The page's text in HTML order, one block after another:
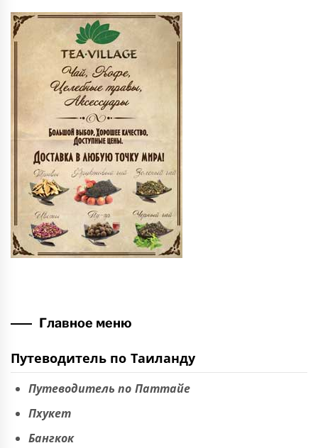
Главное меню
Путеводитель по Таиланду
Путеводитель по Паттайе
Пхукет
Бангкок